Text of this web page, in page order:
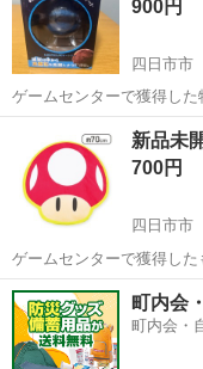
ス・RV車用を中心とした...
900円
四日市市
ゲームセンターで獲得し
ます(*^^*) アミューズメント景品の為箱のキズ凹みなど 御理解頂ける
方よろしくお願いいたします(＞人＜;) ペット、
け渡...
四日市市 そ
新品未
700円
四日市市
ゲームセンターで獲得した
ります(*^^*) アミューズメント景品の為箱のキズ凹み、 初期不良など
御理解頂ける方よろしく お願いい
ません！...
三重 四日市市 そ
町内会
町内会・